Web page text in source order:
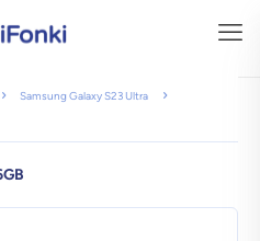
Samsung Galaxy S23 Ultra